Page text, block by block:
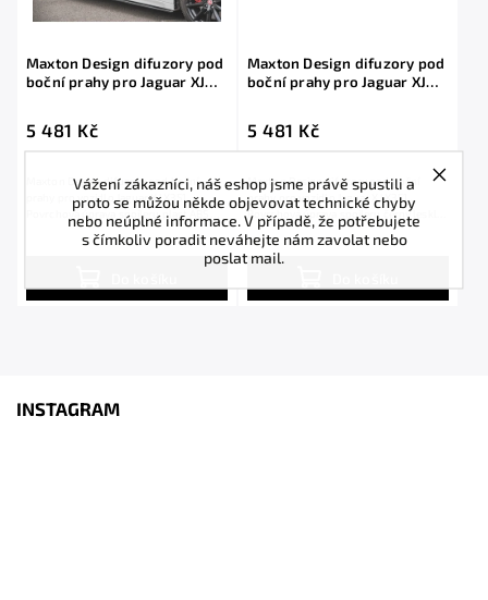
Vážení zákazníci, náš eshop jsme právě spustili a
proto se můžou někde objevovat technické chyby
nebo neúplné informace. V případě, že potřebujete
s čímkoliv poradit neváhejte nám zavolat nebo
poslat mail.
Maxton Design difuzory pod
boční prahy pro Jaguar XJ
5 481 Kč
Maxton Design difuzory pod boční
prahy pro vozidlo Jaguar XJ X351 .
Povrchová úprava spoileru plast ABS
bez povrchové...
Maxton Design difuzory pod
boční prahy pro Jaguar XJ
5 481 Kč
Maxton Design difuzory pod boční
prahy pro vozidlo Jaguar XJ X351 .
Povrchová úprava spoileru černý lesklý
plast ABS.
INSTAGRAM